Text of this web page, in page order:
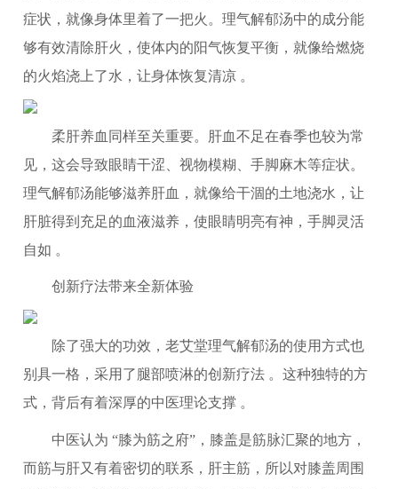
症状，就像身体里着了一把火。理气解郁汤中的成分能
够有效清除肝火，使体内的阳气恢复平衡，就像给燃烧
的火焰浇上了水，让身体恢复清凉 。
柔肝养血同样至关重要。肝血不足在春季也较为常
见，这会导致眼睛干涩、视物模糊、手脚麻木等症状。
理气解郁汤能够滋养肝血，就像给干涸的土地浇水，让
肝脏得到充足的血液滋养，使眼睛明亮有神，手脚灵活
自如 。
创新疗法带来全新体验
除了强大的功效，老艾堂理气解郁汤的使用方式也
别具一格，采用了腿部喷淋的创新疗法 。这种独特的方
式，背后有着深厚的中医理论支撑 。
中医认为 “膝为筋之府”，膝盖是筋脉汇聚的地方，
而筋与肝又有着密切的联系，肝主筋，所以对膝盖周围